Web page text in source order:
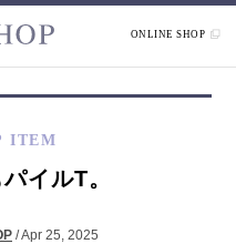
ONLINE SHOP
ITEM
イルT。
/ Apr 25, 2025